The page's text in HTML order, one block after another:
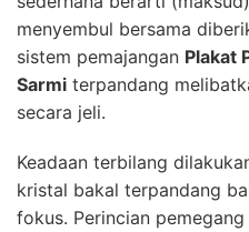
menyembul bersama
sistem pemajangan Plakat
Sarmi terpandang
secara jeli.
Keadaan terbilang
kristal bakal terpandang
fokus. Perincian